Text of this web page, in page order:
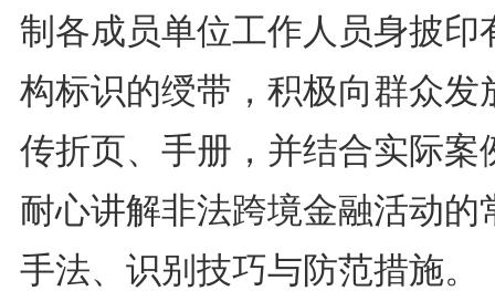
制各成员单位工作人员身披印
构标识的绶带，积极向群众发
传折页、手册，并结合实际案
耐心讲解非法跨境金融活动的
手法、识别技巧与防范措施。